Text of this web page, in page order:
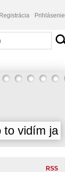
Registrácia Prihlásenie
to vidím ja
RSS